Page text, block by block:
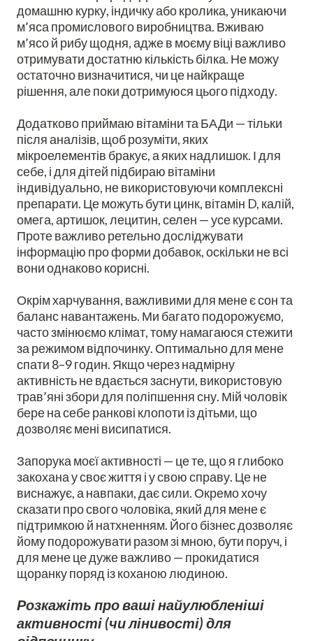
домашню курку, індичку або кролика, уникаючи
м’яса промислового виробництва. Вживаю
м’ясо й рибу щодня, адже в моєму віці важливо
отримувати достатню кількість білка. Не можу
остаточно визначитися, чи це найкраще
рішення, але поки дотримуюся цього підходу.
Додатково приймаю вітаміни та БАДи — тільки
після аналізів, щоб розуміти, яких
мікроелементів бракує, а яких надлишок. І для
себе, і для дітей підбираю вітаміни
індивідуально, не використовуючи комплексні
препарати. Це можуть бути цинк, вітамін D, калій,
омега, артишок, лецитин, селен — усе курсами.
Проте важливо ретельно досліджувати
інформацію про форми добавок, оскільки не всі
вони однаково корисні.
Окрім харчування, важливими для мене є сон та
баланс навантажень. Ми багато подорожуємо,
часто змінюємо клімат, тому намагаюся стежити
за режимом відпочинку. Оптимально для мене
спати 8–9 годин. Якщо через надмірну
активність не вдається заснути, використовую
трав’яні збори для поліпшення сну. Мій чоловік
бере на себе ранкові клопоти із дітьми, що
дозволяє мені висипатися.
Запорука моєї активності — це те, що я глибоко
закохана у своє життя і у свою справу. Це не
виснажує, а навпаки, дає сили. Окремо хочу
сказати про свого чоловіка, який для мене є
підтримкою й натхненням. Його бізнес дозволяє
йому подорожувати разом зі мною, бути поруч, і
для мене це дуже важливо — прокидатися
щоранку поряд із коханою людиною.
Розкажіть про ваші найулюбленіші
активності (чи лінивості) для